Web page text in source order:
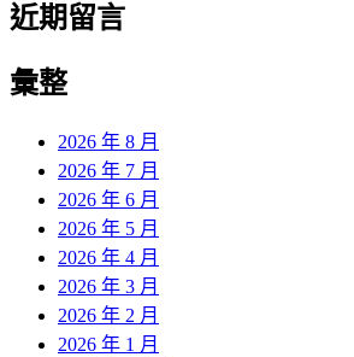
近期留言
彙整
2026 年 8 月
2026 年 7 月
2026 年 6 月
2026 年 5 月
2026 年 4 月
2026 年 3 月
2026 年 2 月
2026 年 1 月